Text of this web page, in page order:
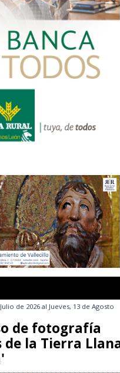
de 2026 al Jueves, 13 de Agosto
de fotografía
de la Tierra